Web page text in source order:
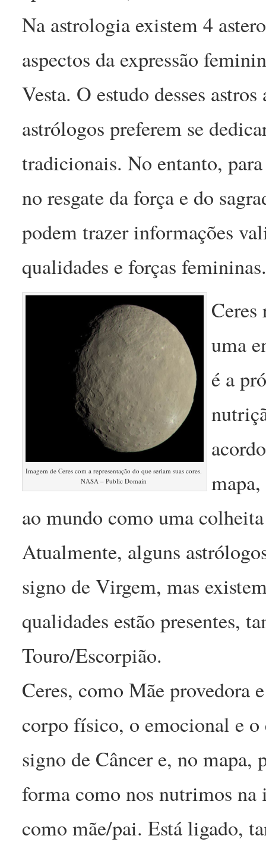
Na astrologia existem 4
aspectos da expressão
Vesta. O estudo desses
astrólogos preferem se
tradicionais. No entanto,
no resgate da força e do
podem trazer informações
qualidades e forças
Imagem de Ceres com a representação do que seriam suas cores.
NASA – Public Domain
Ceres
uma
é a
ao mundo como uma
Atualmente, alguns
signo de Virgem, mas
qualidades estão presentes,
Touro/Escorpião.
Ceres, como Mãe
corpo físico, o emocional e
signo de Câncer e, no
forma como nos nutrimos na
como mãe/pai. Está ligado,